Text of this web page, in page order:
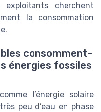
exploitants cherchent
la consommation
consomment-
énergies fossiles
l’énergie solaire
peu d’eau en phase